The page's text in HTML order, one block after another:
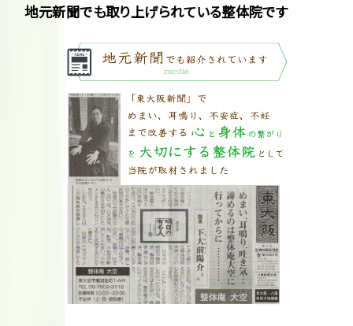
地元新聞でも取り上げられている整体院です